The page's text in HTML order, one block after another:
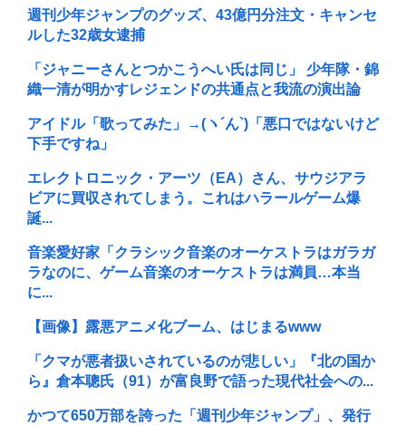
週刊少年ジャンプのグッズ、43億円分注文・キャンセ
ルした32歳女逮捕
「ジャニーさんとつかこうへい氏は同じ」 少年隊・錦
織一清が明かすレジェンドの共通点と我流の演出論
アイドル「歌ってみた」→(ヽ´ん`)「悪口ではないけど
下手ですね」
エレクトロニック・アーツ（EA）さん、サウジアラ
ビアに買収されてしまう。これはハラールゲーム爆
誕...
音楽愛好家「クラシック音楽のオーケストラはガラガ
ラなのに、ゲーム音楽のオーケストラは満員…本当
に...
【画像】露悪アニメ化ブーム、はじまるwww
「クマが悪者扱いされているのが悲しい」『北の国か
ら』倉本聰氏（91）が富良野で語った現代社会への...
かつて650万部を誇った「週刊少年ジャンプ」、発行